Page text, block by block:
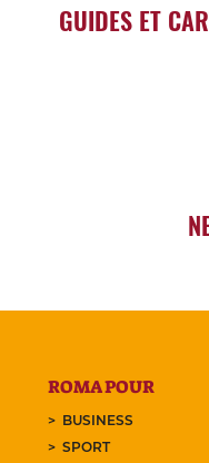
GUIDES ET
ROMA POUR
BUSINESS
SPORT